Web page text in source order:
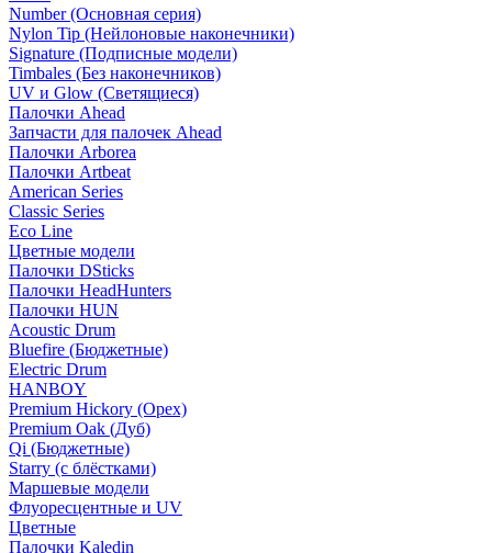
Number (Основная серия)
Nylon Tip (Нейлоновые наконечники)
Signature (Подписные модели)
Timbales (Без наконечников)
UV и Glow (Светящиеся)
Палочки Ahead
Запчасти для палочек Ahead
Палочки Arborea
Палочки Artbeat
American Series
Classic Series
Eco Line
Цветные модели
Палочки DSticks
Палочки HeadHunters
Палочки HUN
Acoustic Drum
Bluefire (Бюджетные)
Electric Drum
HANBOY
Premium Hickory (Орех)
Premium Oak (Дуб)
Qi (Бюджетные)
Starry (с блёстками)
Маршевые модели
Флуоресцентные и UV
Цветные
Палочки Kaledin